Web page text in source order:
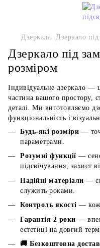
Дзеркала Дзеркало
Дзеркало під
розміром
Індивідуальне дзеркало —
частина вашого простору,
деталі. Ми виготовляємо
функціональність і
Будь-які розміри —
параметрами.
Розумні функції —
підсвічування, захист
Надійні матеріали —
служить роками.
Контроль якості —
Гарантія 2 роки —
естетиці на довгий
🚚 Безкоштовна